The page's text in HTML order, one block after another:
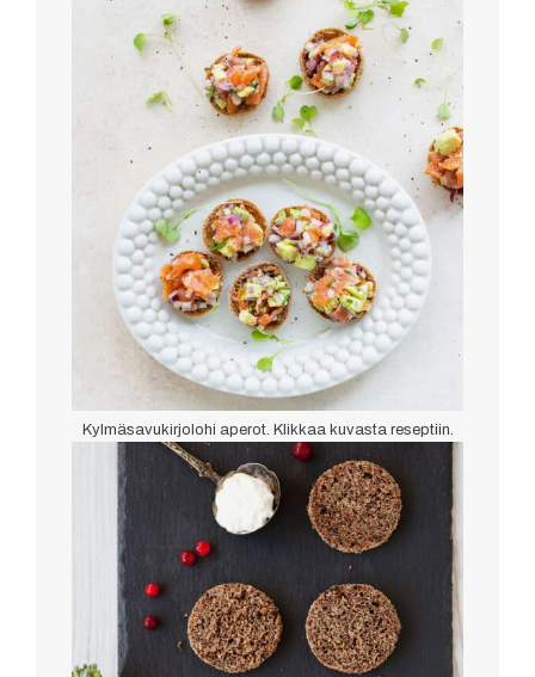
Kylmäsavukirjolohi aperot. Klikkaa kuvasta reseptiin.